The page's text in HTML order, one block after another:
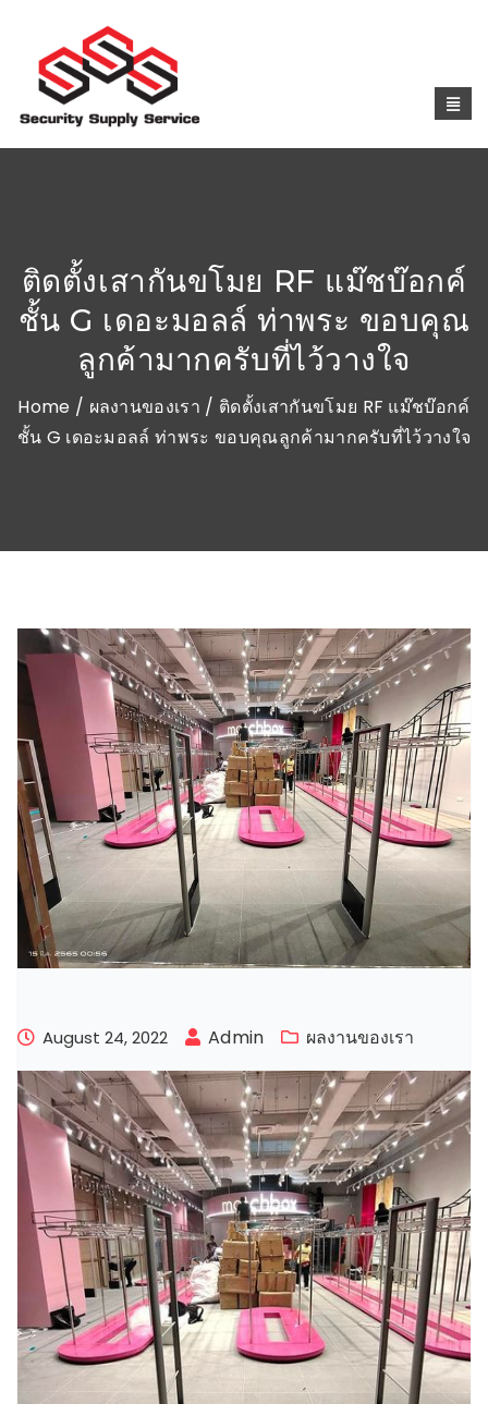
ติดตั้งเสากันขโมย RF แม๊ชบ๊อกค์
ชั้น G เดอะมอลล์ ท่าพระ ขอบคุณ
ลูกค้ามากครับที่ไว้วางใจ
Home / ผลงานของเรา / ติดตั้งเสากันขโมย RF แม๊ชบ๊อกค์
ชั้น G เดอะมอลล์ ท่าพระ ขอบคุณลูกค้ามากครับที่ไว้วางใจ
August 24, 2022 Admin ผลงานของเรา